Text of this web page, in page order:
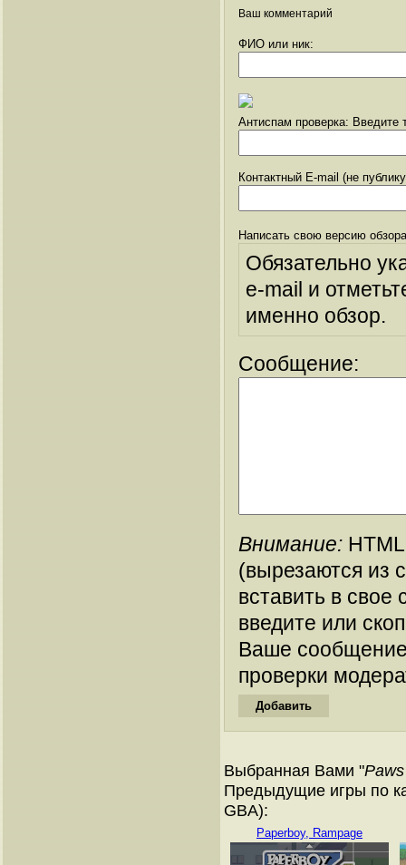
Ваш комментарий
ФИО или ник:
Антиспам проверка: Введите
Контактный E-mail (не
Написать свою версию
Обязательно
e-mail и
именно обзор.
Сообщение:
Внимание:
(вырезаются из
вставить в
введите или
Ваше
проверки
Выбранная Вами "
Предыдущие игры по
GBA):
Paperboy, Rampage